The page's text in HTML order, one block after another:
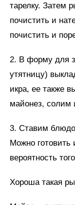
тарелку. Затем
почистить и
почистить и
2. В форму для
утятницу)
икра, ее также
майонез, солим
3. Ставим
Можно готовить
вероятность
Хороша такая